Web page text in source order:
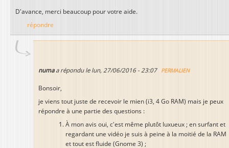
D'avance, merci beaucoup pour votre aide.
répondre
numaa répondu le lun, 27/06/2016 - 23:07 PERMALIEN
Bonsoir,
je viens tout juste de recevoir le mien (i3, 4 Go RAM) mais je peux
répondre à une partie des questions :
À mon avis oui, c'est même plutôt luxueux ; en surfant et
regardant une vidéo je suis à peine à la moitié de la RAM
et tout est fluide (Gnome 3) ;